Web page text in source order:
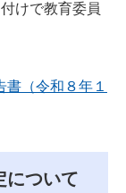
けで教育委員
（令和８年１
について